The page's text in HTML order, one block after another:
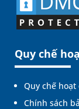
Quy chế
Quy chế hoạt
Chính sách